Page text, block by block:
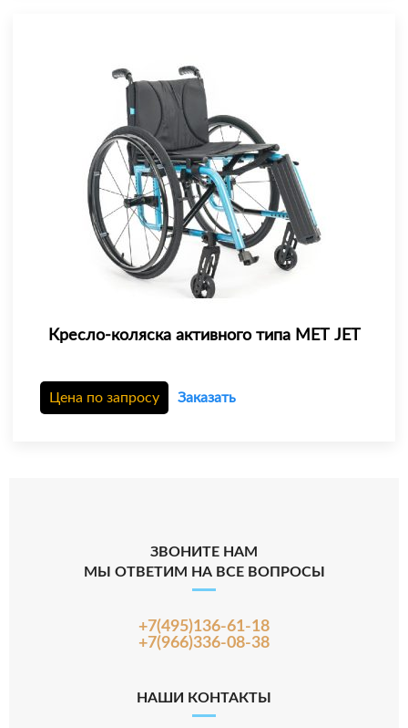
Кресло-коляска активного типа МЕТ JET
Цена по запросу Заказать
ЗВОНИТЕ НАМ
МЫ ОТВЕТИМ НА ВСЕ ВОПРОСЫ
+7(495)136-61-18
+7(966)336-08-38
НАШИ КОНТАКТЫ